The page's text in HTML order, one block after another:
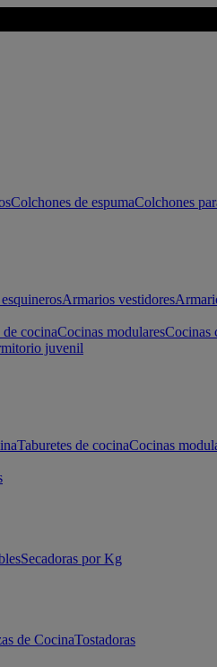
Colchones de espumaColchones
Armarios vestidores
cocinaCocinas modularesCocinas
juvenil
Taburetes de cocinaCocinas
Secadoras por Kg
de CocinaTostadoras